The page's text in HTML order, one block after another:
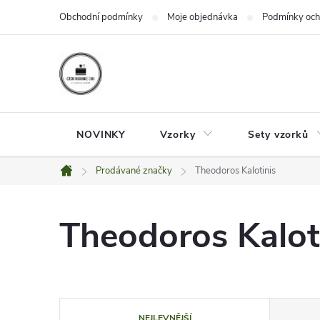
Obchodní podmínky Moje objednávka Podmínky
NOVINKY Vzorky Sety vzorků
Domů
Prodávané značky Theodoros Kalotinis
Theodoros